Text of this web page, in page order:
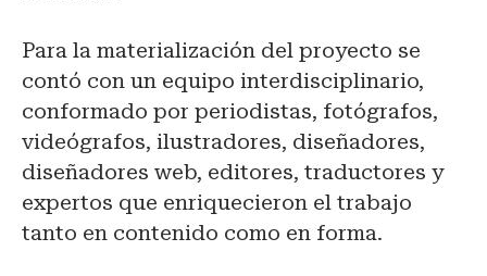
Para la materialización del proyecto se
contó con un equipo interdisciplinario,
conformado por periodistas, fotógrafos,
videógrafos, ilustradores, diseñadores,
diseñadores web, editores, traductores y
expertos que enriquecieron el trabajo
tanto en contenido como en forma.